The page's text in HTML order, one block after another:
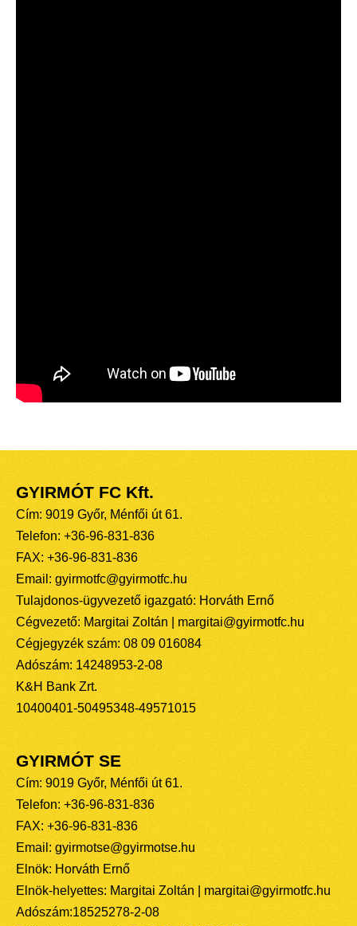
GYIRMÓT FC Kft.
Cím: 9019 Győr, Ménfői út 61.
Telefon: +36-96-831-836
FAX: +36-96-831-836
Email: gyirmotfc@gyirmotfc.hu
Tulajdonos-ügyvezető igazgató: Horváth Ernő
Cégvezető: Margitai Zoltán | margitai@gyirmotfc.hu
Cégjegyzék szám: 08 09 016084
Adószám: 14248953-2-08
K&H Bank Zrt.
10400401-50495348-49571015
GYIRMÓT SE
Cím: 9019 Győr, Ménfői út 61.
Telefon: +36-96-831-836
FAX: +36-96-831-836
Email: gyirmotse@gyirmotse.hu
Elnök: Horváth Ernő
Elnök-helyettes: Margitai Zoltán | margitai@gyirmotfc.hu
Adószám:18525278-2-08